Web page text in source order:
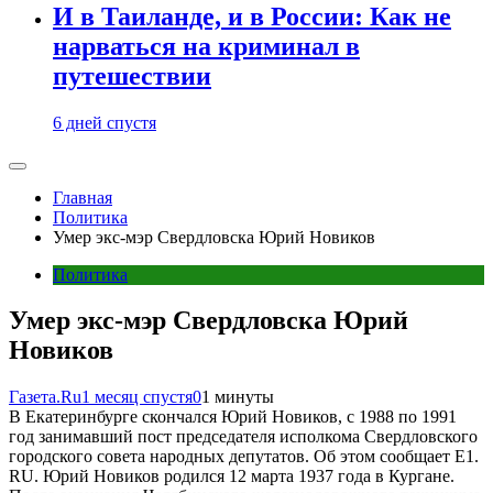
И в Таиланде, и в России: Как не
нарваться на криминал в
путешествии
6 дней спустя
Главная
Политика
Умер экс-мэр Свердловска Юрий Новиков
Политика
Умер экс-мэр Свердловска Юрий
Новиков
Газета.Ru1 месяц спустя01 минуты
В Екатеринбурге скончался Юрий Новиков, с 1988 по 1991
год занимавший пост председателя исполкома Свердловского
городского совета народных депутатов. Об этом сообщает E1.
RU. Юрий Новиков родился 12 марта 1937 года в Кургане.